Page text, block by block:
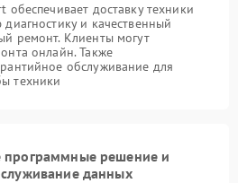
доставку техники
и качественный
ремонт. Клиенты могут
онлайн. Также
обслуживание для
техники
программные решение и
данных